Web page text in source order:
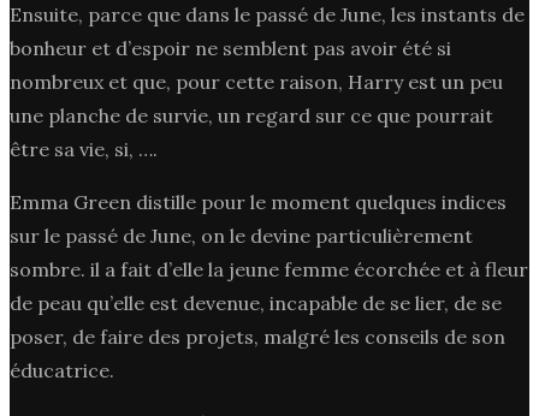
Ensuite, parce que dans le passé de June, les instants de
bonheur et d’espoir ne semblent pas avoir été si
nombreux et que, pour cette raison, Harry est un peu
une planche de survie, un regard sur ce que pourrait
être sa vie, si, ….
Emma Green distille pour le moment quelques indices
sur le passé de June, on le devine particulièrement
sombre. il a fait d’elle la jeune femme écorchée et à fleur
de peau qu’elle est devenue, incapable de se lier, de se
poser, de faire des projets, malgré les conseils de son
éducatrice.